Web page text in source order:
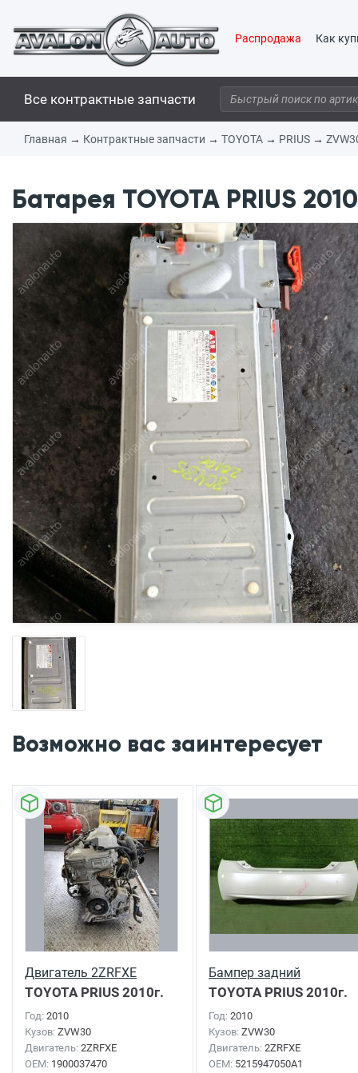
Распродажа Как
Все контрактные запчасти
Главная → Контрактные запчасти → TOYOTA → PRIUS →
Батарея TOYOTA PRIUS
Возможно вас заинтересует
Двигатель 2ZRFXE
TOYOTA PRIUS 2010г.
Год: 2010
Кузов: ZVW30
Двигатель: 2ZRFXE
OEM: 1900037470
Бампер задний
TOYOTA PRIUS 2010г.
Год: 2010
Кузов: ZVW30
Двигатель: 2ZRFXE
OEM: 5215947050A1